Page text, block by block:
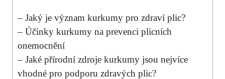
– Jaký je význam kurkumy pro zdraví plic?
– Účinky ​kurkumy na prevenci plicních
onemocnění
– Jaké přírodní zdroje kurkumy jsou nejvíce⁢
vhodné pro podporu ⁢zdravých plic?